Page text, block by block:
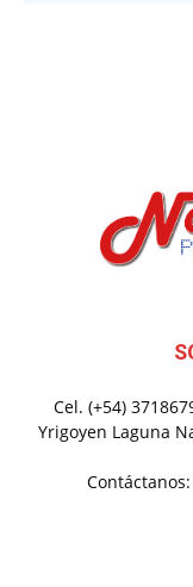
Cel. (+54)
Yrigoyen Laguna
Contáctanos: